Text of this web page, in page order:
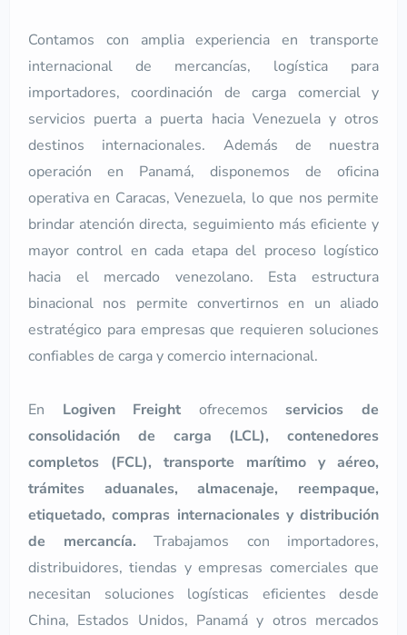
Contamos con amplia experiencia en transporte
internacional de mercancías, logística para
importadores, coordinación de carga comercial y
servicios puerta a puerta hacia Venezuela y otros
destinos internacionales. Además de nuestra
operación en Panamá, disponemos de oficina
operativa en Caracas, Venezuela, lo que nos permite
brindar atención directa, seguimiento más eficiente y
mayor control en cada etapa del proceso logístico
hacia el mercado venezolano. Esta estructura
binacional nos permite convertirnos en un aliado
estratégico para empresas que requieren soluciones
confiables de carga y comercio internacional.
En Logiven Freight ofrecemos servicios de
consolidación de carga (LCL), contenedores
completos (FCL), transporte marítimo y aéreo,
trámites aduanales, almacenaje, reempaque,
etiquetado, compras internacionales y distribución
de mercancía. Trabajamos con importadores,
distribuidores, tiendas y empresas comerciales que
necesitan soluciones logísticas eficientes desde
China, Estados Unidos, Panamá y otros mercados